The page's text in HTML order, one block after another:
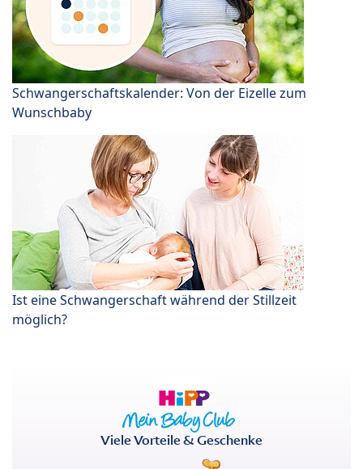
Schwangerschaftskalender: Von der Eizelle zum
Wunschbaby
Ist eine Schwangerschaft während der Stillzeit
möglich?
Viele Vorteile & Geschenke